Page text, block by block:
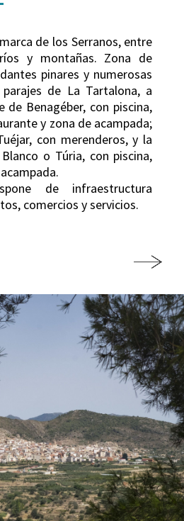
de los Serranos, entre
y montañas. Zona de
pinares y numerosas
de La Tartalona, a
de Benagéber, con piscina,
y zona de acampada;
con merenderos, y la
o Túria, con piscina,
de infraestructura
comercios y servicios.